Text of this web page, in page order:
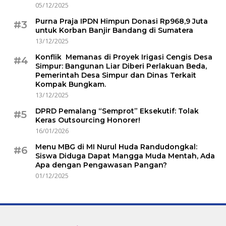
05/12/2025
#3
Purna Praja IPDN Himpun Donasi Rp968,9 Juta
untuk Korban Banjir Bandang di Sumatera
13/12/2025
#4
Konflik Memanas di Proyek Irigasi Cengis Desa
Simpur: Bangunan Liar Diberi Perlakuan Beda,
Pemerintah Desa Simpur dan Dinas Terkait
Kompak Bungkam.
13/12/2025
#5
DPRD Pemalang “Semprot” Eksekutif: Tolak
Keras Outsourcing Honorer!
16/01/2026
#6
Menu MBG di MI Nurul Huda Randudongkal:
Siswa Diduga Dapat Mangga Muda Mentah, Ada
Apa dengan Pengawasan Pangan?
01/12/2025